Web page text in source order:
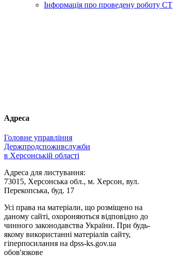
Інформація про проведену роботу СТ
Адреса
Головне управління
Держпродспоживслужби
в Херсонській області
Адреса для листування:
73015, Херсонська обл., м. Херсон, вул.
Перекопська, буд. 17
Усі права на матеріали, що розміщено на
даному сайті, охороняються відповідно до
чинного законодавства України. При будь-
якому використанні матеріалів сайту,
гіперпосилання на dpss-ks.gov.ua
обов'язкове